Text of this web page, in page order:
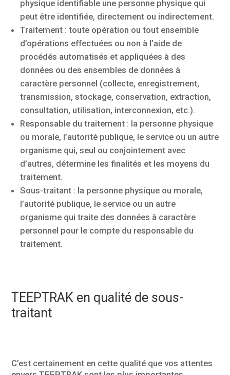
physique identifiable une personne physique qui
peut être identifiée, directement ou indirectement.
Traitement : toute opération ou tout ensemble
d’opérations effectuées ou non à l’aide de
procédés automatisés et appliquées à des
données ou des ensembles de données à
caractère personnel (collecte, enregistrement,
transmission, stockage, conservation, extraction,
consultation, utilisation, interconnexion, etc.).
Responsable du traitement : la personne physique
ou morale, l’autorité publique, le service ou un autre
organisme qui, seul ou conjointement avec
d’autres, détermine les finalités et les moyens du
traitement.
Sous-traitant : la personne physique ou morale,
l’autorité publique, le service ou un autre
organisme qui traite des données à caractère
personnel pour le compte du responsable du
traitement.
TEEPTRAK en qualité de sous-
traitant
C’est certainement en cette qualité que vos attentes